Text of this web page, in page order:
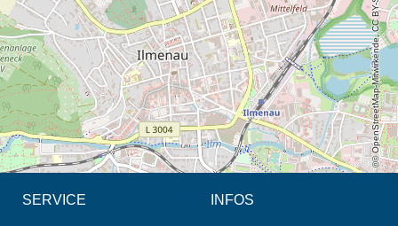
© OpenStreetMap-Mitwirkende, CC BY-SA
SERVICE INFOS